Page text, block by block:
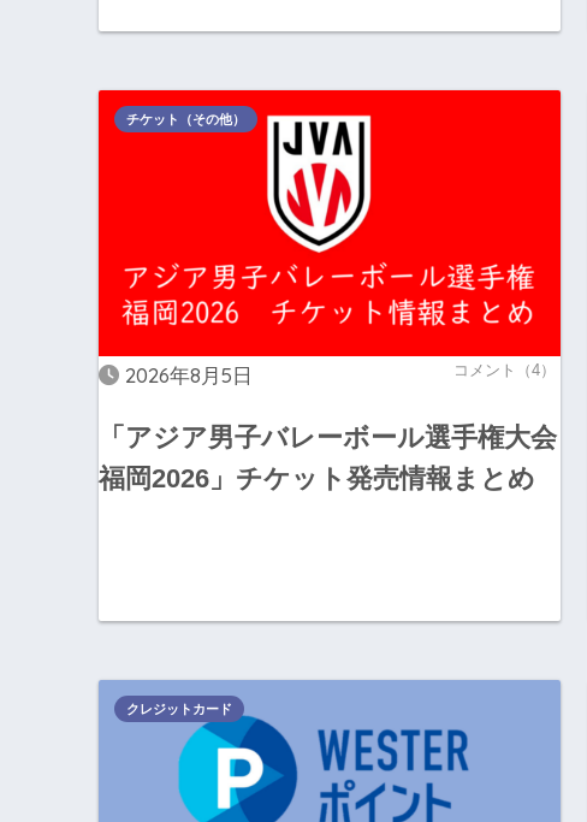
2026年8月5日 コメント（4）
「アジア男子バレーボール選手権大会
福岡2026」チケット発売情報まとめ
チケット（その他）
クレジットカード